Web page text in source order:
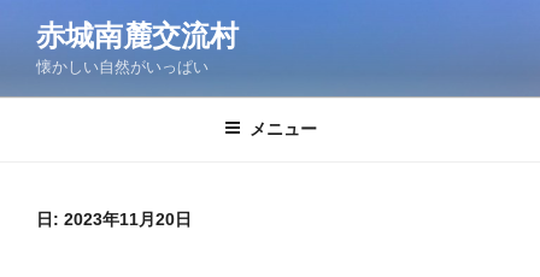
ン
赤城南麓交流村
懐かしい自然がいっぱい
メニュー
日: 2023年11月20日